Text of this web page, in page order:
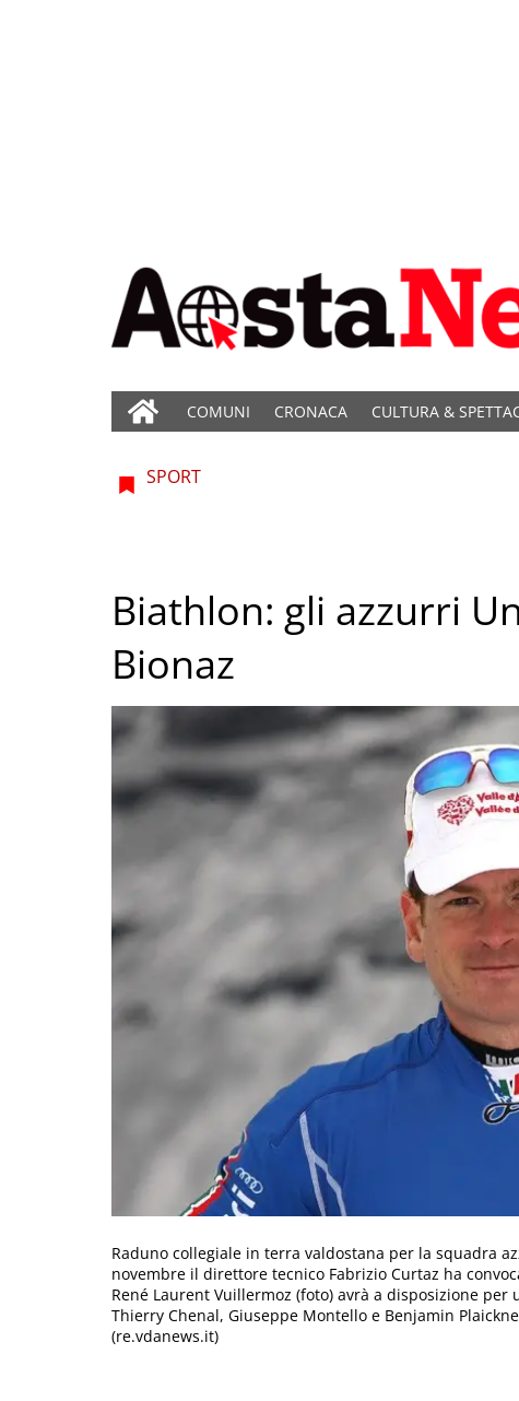
COMUNI CRONACA CULTURA &
SPORT
Biathlon: gli azzurri
Bionaz
Raduno collegiale in terra valdostana per la squadra
novembre il direttore tecnico Fabrizio Curtaz ha
René Laurent Vuillermoz (foto) avrà a disposizione
Thierry Chenal, Giuseppe Montello e Benjamin
(re.vdanews.it)